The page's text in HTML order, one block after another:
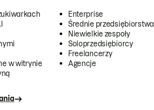
w witrynie
Enterprise
Średnie przedsiębiorstwa
Niewielkie zespoły
Soloprzedsiębiorcy
Freelancerzy
Agencje